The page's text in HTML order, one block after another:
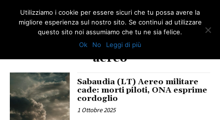
aereo
Sabaudia (LT) Aereo militare
cade: morti piloti, ONA esprime
cordoglio
1 Ottobre 2025
Utilizziamo i cookie per essere sicuri che tu possa avere la
migliore esperienza sul nostro sito. Se continui ad utilizzare
questo sito noi assumiamo che tu ne sia felice.
Ok
No Leggi di più